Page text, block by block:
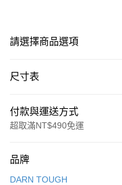
請選擇商品選項
尺寸表
付款與運送方式
超取滿NT$490免運
信用卡一次付款
品牌
DARN TOUGH